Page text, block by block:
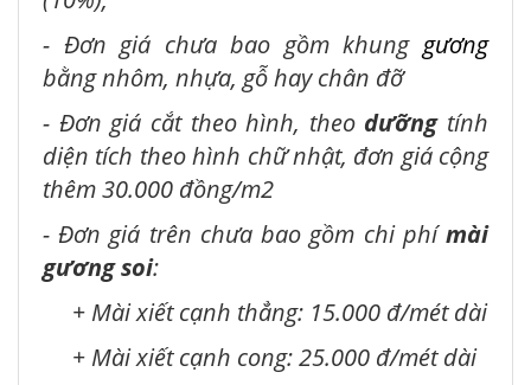
- Đơn giá chưa bao gồm khung gương
bằng nhôm, nhựa, gỗ hay chân đỡ
- Đơn giá cắt theo hình, theo dưỡngtính
diện tích theo hình chữ nhật, đơn giá cộng
thêm 30.000 đồng/m2
- Đơn giá trên chưa bao gồm chi phímài
gương soi:
+ Mài xiết cạnh thẳng: 15.000 đ/mét dài
+ Mài xiết cạnh cong: 25.000 đ/mét dài